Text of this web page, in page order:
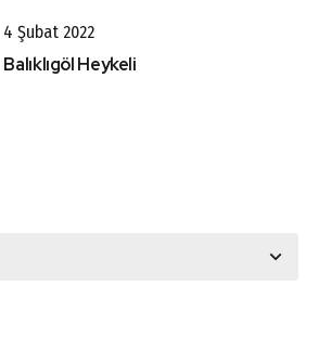
4 Şubat 2022
Balıklıgöl Heykeli